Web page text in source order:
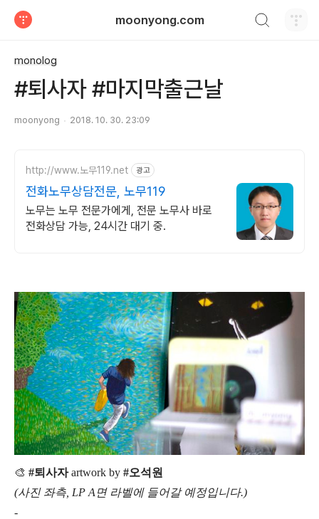
moonyong.com
monolog
#퇴사자 #마지막출근날
moonyong 2018. 10. 30. 23:09
http://www.노무119.net 광고
전화노무상담전문, 노무119
노무는 노무 전문가에게, 전문 노무사 바로
전화상담 가능, 24시간 대기 중.
🎨 #퇴사자artwork by #오석원
(사진 좌측, LP A면 라벨에 들어갈 예정입니다.)
-